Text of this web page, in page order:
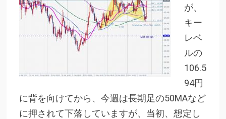
が、
キー
レベ
ルの
106.5
94円
に背を向けてから、今週は長期足の50MAなど
に押されて下落していますが、当初、想定し